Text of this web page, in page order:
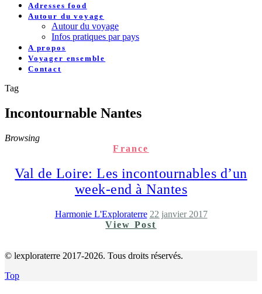
Adresses food
Autour du voyage
Autour du voyage
Infos pratiques par pays
A propos
Voyager ensemble
Contact
Tag
Incontournable Nantes
Browsing
France
Val de Loire: Les incontournables d’un
week-end à Nantes
Harmonie L'Exploraterre 22 janvier 2017
View Post
© lexploraterre 2017-2026. Tous droits réservés.
Top